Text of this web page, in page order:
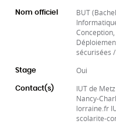
Nom officiel
BUT
sécurisées /
Stage Oui
Contact(s)
IUT de
Nancy-
lorraine.fr
scolarite-